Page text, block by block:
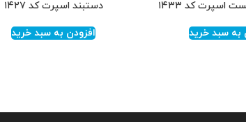
اسپرت کد ۱۴۳۳
به سبد خرید
دستبند اسپرت کد ۱۴۲۷
افزودن به سبد خرید